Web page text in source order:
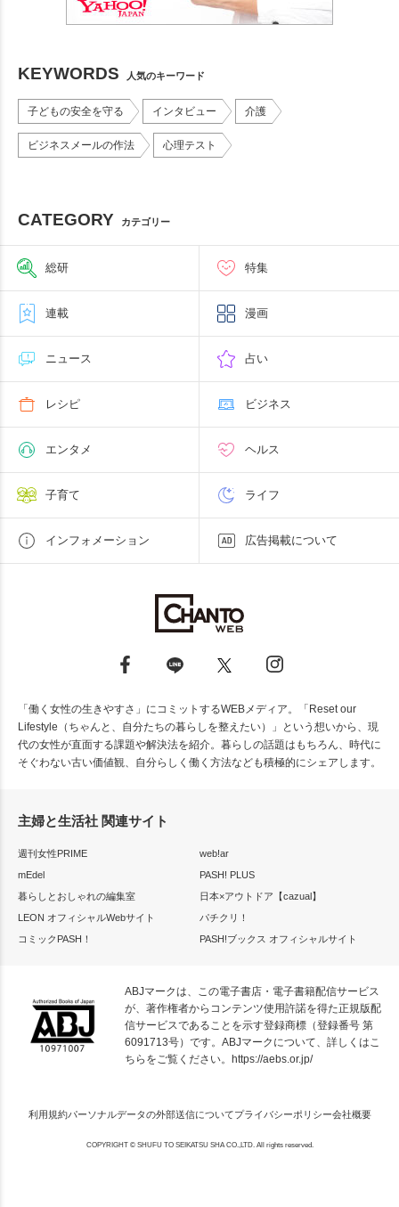
KEYWORDS 人気のキーワード
子どもの安全を守る インタビュー 介護
ビジネスメールの作法 心理テスト
CATEGORY カテゴリー
総研 特集
連載 漫画
ニュース 占い
レシピ ビジネス
エンタメ ヘルス
子育て ライフ
インフォメーション 広告掲載について
「働く女性の生きやすさ」にコミットするWEBメディア。「Reset our
Lifestyle（ちゃんと、自分たちの暮らしを整えたい）」という想いから、現
代の女性が直面する課題や解決法を紹介。暮らしの話題はもちろん、時代に
そぐわない古い価値観、自分らしく働く方法なども積極的にシェアします。
主婦と生活社 関連サイト
週刊女性PRIME
web!ar
mEdel
PASH! PLUS
暮らしとおしゃれの編集室
日本×アウトドア【cazual】
LEON オフィシャルWebサイト
パチクリ！
コミックPASH！
PASH!ブックス オフィシャルサイト
ABJマークは、この電子書店・電子書籍配信サービス
が、著作権者からコンテンツ使用許諾を得た正規版配
信サービスであることを示す登録商標（登録番号 第
6091713号）です。ABJマークについて、詳しくはこ
ちらをご覧ください。 https://aebs.or.jp/
利用規約パーソナルデータの外部送信についてプライバシーポリシー会社概要
COPYRIGHT © SHUFU TO SEIKATSU SHA CO.,LTD. All rights reserved.